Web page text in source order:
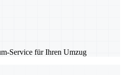
Service für Ihren Umzug